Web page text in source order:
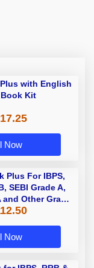
with English
Kit
Now
Plus For IBPS,
SEBI Grade A,
and Other Grade
Exams
Now